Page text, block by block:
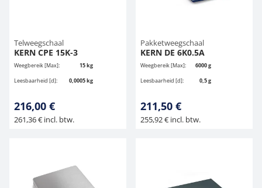
Telweegschaal
KERN CPE 15K-3
Weegbereik [Max]:
15 kg
Leesbaarheid [d]:
0,0005 kg
216,00 €
261,36 € incl. btw.
Pakketweegschaal
KERN DE 6K0.5A
Weegbereik [Max]:
6000 g
Leesbaarheid [d]:
0,5 g
211,50 €
255,92 € incl. btw.